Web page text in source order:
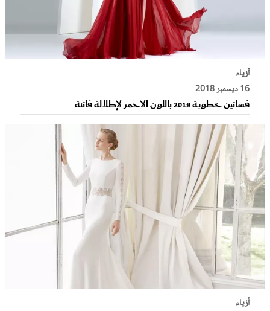
أزياء
16 ديسمبر 2018
فساتين خطوبة 2019 باللون الاحمر لإطلالة فاتنة
أزياء